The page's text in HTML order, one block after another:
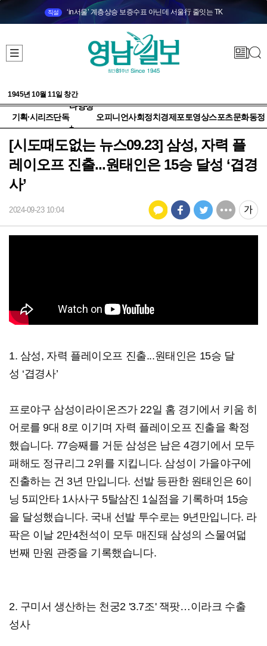
직설 ‘in서울’ 계층상승 보증수표 아닌데 서울行 줄잇는 TK
1945년 10월 11일 창간
기획·시리즈단독
다양성
+
오피니언사회정치 경제 포토영상스포츠문화동정
[시도때도없는 뉴스09.23] 삼성, 자력 플
레이오프 진출...원태인은 15승 달성 ‘겹경
사’
2024-09-23 10:04
1. 삼성, 자력 플레이오프 진출...원태인은 15승 달
성 ‘겹경사’
프로야구 삼성이라이온즈가 22일 홈 경기에서 키움 히
어로를 9대 8로 이기며 자력 플레이오프 진출을 확정
했습니다. 77승째를 거둔 삼성은 남은 4경기에서 모두
패해도 정규리그 2위를 지킵니다. 삼성이 가을야구에
진출하는 건 3년 만입니다. 선발 등판한 원태인은 6이
닝 5피안타 1사사구 5탈삼진 1실점을 기록하며 15승
을 달성했습니다. 국내 선발 투수로는 9년만입니다. 라
팍은 이날 2만4천석이 모두 매진돼 삼성의 스물여덟
번째 만원 관중을 기록했습니다.
2. 구미서 생산하는 천궁2 '3.7조' 잭팟…이라크 수출
성사